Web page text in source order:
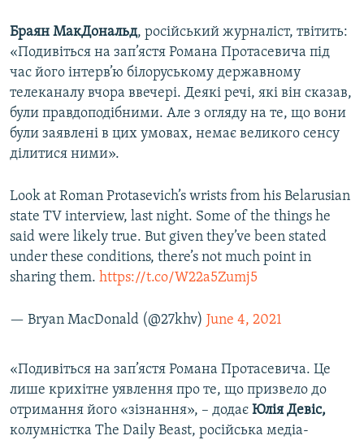
Браян МакДональд, російський журналіст, твітить:
«Подивіться на зап’ястя Романа Протасевича під
час його інтерв’ю білоруському державному
телеканалу вчора ввечері. Деякі речі, які він сказав,
були правдоподібними. Але з огляду на те, що вони
були заявлені в цих умовах, немає великого сенсу
ділитися ними».
Look at Roman Protasevich’s wrists from his Belarusian
state TV interview, last night. Some of the things he
said were likely true. But given they’ve been stated
under these conditions, there’s not much point in
sharing them. https://t.co/W22a5Zumj5
— Bryan MacDonald (@27khv) June 4, 2021
«​Подивіться на зап’ястя Романа Протасевича. Це
лише крихітне уявлення про те, що призвело до
отримання його «зізнання», – додає Юлія Девіс,
колумністка The Daily Beast, російська медіа-